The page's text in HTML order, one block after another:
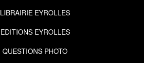
LIBRAIRIE EYROLLES
EDITIONS EYROLLES
QUESTIONS PHOTO